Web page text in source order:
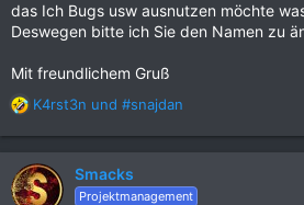
das Ich Bugs usw ausnutzen möchte
Deswegen bitte ich Sie den Namen zu
Mit freundlichem Gruß
R
e
a
k
t
K4rst3n und #snajdan
Smacks
Projektmanagement